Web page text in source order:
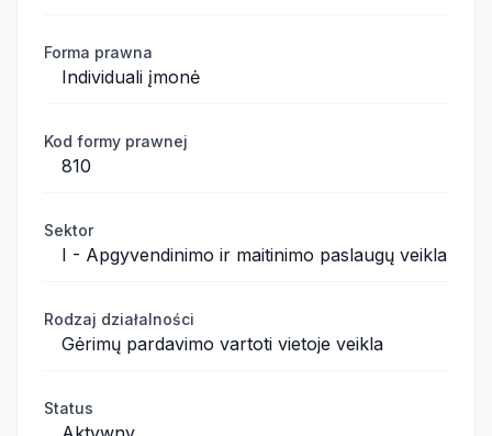
Forma prawna
Individuali įmonė
Kod formy prawnej
810
Sektor
I - Apgyvendinimo ir maitinimo paslaugų veikla
Rodzaj działalności
Gėrimų pardavimo vartoti vietoje veikla
Status